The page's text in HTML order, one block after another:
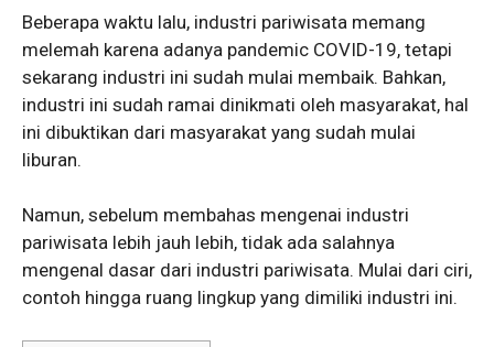
Beberapa waktu lalu, industri pariwisata memang
melemah karena adanya pandemic COVID-19, tetapi
sekarang industri ini sudah mulai membaik. Bahkan,
industri ini sudah ramai dinikmati oleh masyarakat, hal
ini dibuktikan dari masyarakat yang sudah mulai
liburan.
Namun, sebelum membahas mengenai industri
pariwisata lebih jauh lebih, tidak ada salahnya
mengenal dasar dari industri pariwisata. Mulai dari ciri,
contoh hingga ruang lingkup yang dimiliki industri ini.